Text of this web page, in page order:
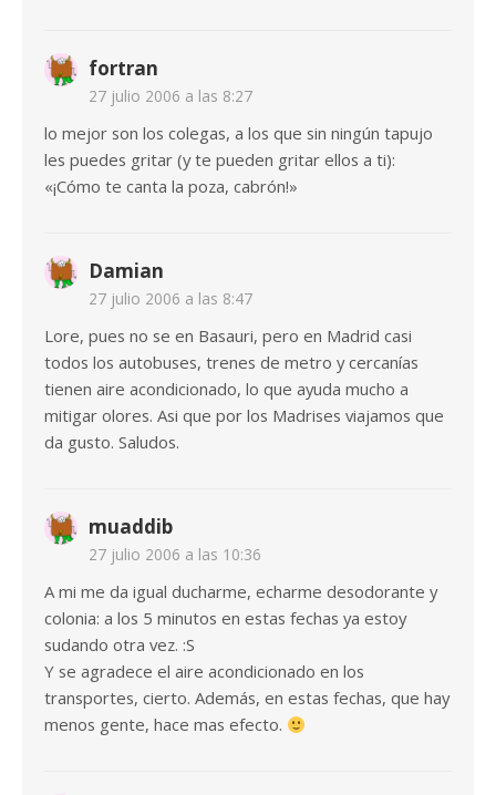
fortran
27 julio 2006 a las 8:27
lo mejor son los colegas, a los que sin ningún tapujo
les puedes gritar (y te pueden gritar ellos a ti):
«¡Cómo te canta la poza, cabrón!»
Damian
27 julio 2006 a las 8:47
Lore, pues no se en Basauri, pero en Madrid casi
todos los autobuses, trenes de metro y cercanías
tienen aire acondicionado, lo que ayuda mucho a
mitigar olores. Asi que por los Madrises viajamos que
da gusto. Saludos.
muaddib
27 julio 2006 a las 10:36
A mi me da igual ducharme, echarme desodorante y
colonia: a los 5 minutos en estas fechas ya estoy
sudando otra vez. :S
Y se agradece el aire acondicionado en los
transportes, cierto. Además, en estas fechas, que hay
menos gente, hace mas efecto.